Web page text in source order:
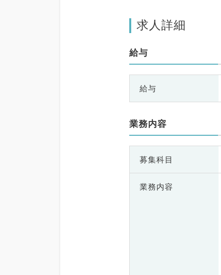
求人詳細
給与
給与
業務内容
募集科目
業務内容